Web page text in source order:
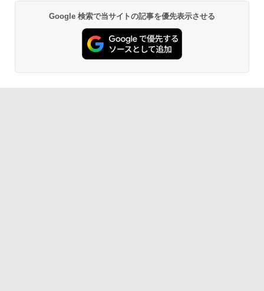
Google 検索で当サイトの記事を優先表示させる